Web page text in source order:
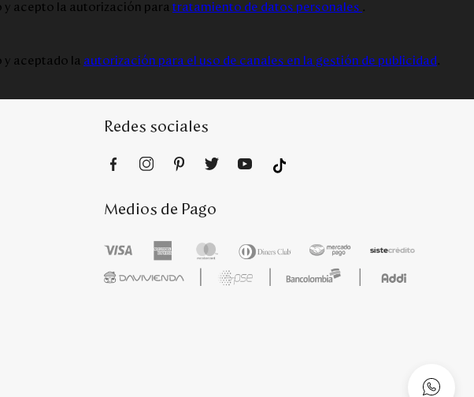
y acepto la autorización para tratamiento de datos personales .
y aceptado la autorización para el uso de canales en la gestión de publicidad .
Redes sociales
Medios de Pago